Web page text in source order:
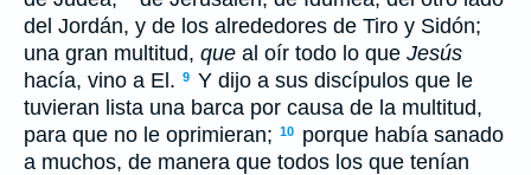
del Jordán, y de los alrededores de Tiro y Sidón;
una gran multitud, que al oír todo lo que Jesús
hacía, vino a El. 9 Y dijo a sus discípulos que le
tuvieran lista una barca por causa de la multitud,
para que no le oprimieran; 10
porque había sanado
a muchos, de manera que todos los que tenían